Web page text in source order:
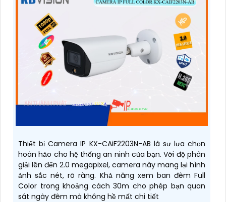
Thiết bị Camera IP KX-CAiF2203N-AB là sự lựa chọn
hoàn hảo cho hệ thống an ninh của bạn. Với độ phân
giải lên đến 2.0 megapixel, camera này mang lại hình
ảnh sắc nét, rõ ràng. Khả năng xem ban đêm Full
Color trong khoảng cách 30m cho phép bạn quan
sát ngày đêm mà không hề mất chi tiết